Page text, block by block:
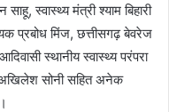
स्वास्थ्य मंत्री श्याम बिहारी
प्रबोध मिंज, छत्तीसगढ़ बेवरेज
स्थानीय स्वास्थ्य परंपरा
अखिलेश सोनी सहित अनेक